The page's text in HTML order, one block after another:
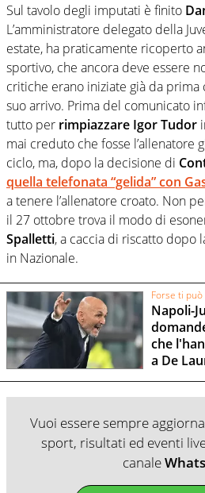
Sul tavolo degli imputati è finito
L’amministratore delegato della
estate, ha praticamente ricoperto
sportivo, che ancora deve essere
critiche erano iniziate già da prima
suo arrivo. Prima del comunicato
tutto per rimpiazzare Igor Tudor
mai creduto che fosse l’allenatore
ciclo, ma, dopo la decisione di
quella telefonata “gelida” con
a tenere l’allenatore croato. Non
il 27 ottobre trova il modo di
Spalletti, a caccia di riscatto dopo
in Nazionale.
Forse ti
Napoli-
che
a De
Vuoi essere sempre
sport, risultati ed eventi
canale